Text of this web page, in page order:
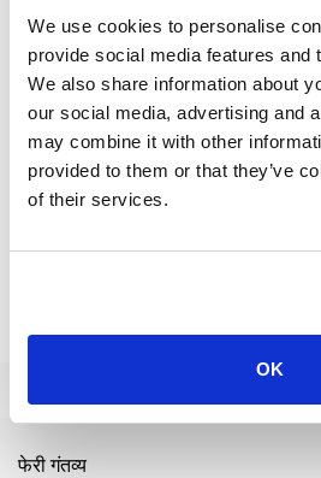
We use cookies to personalise
provide social media features and
We also share information about
our social media, advertising and
may combine it with other
provided to them or that they’ve
of their services.
OK
फेरी गंतव्य